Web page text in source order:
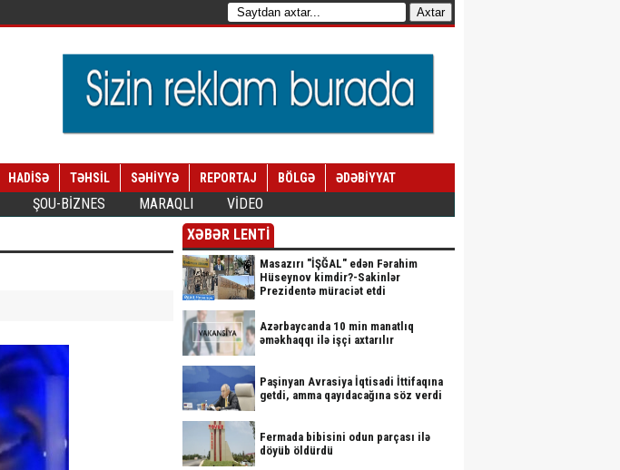
HADİSƏ TƏHSİL SƏHİYYƏ REPORTAJ BÖLGƏ ƏDƏBİYYAT
ŞOU-BİZNES MARAQLI VİDEO
XƏBƏR LENTİ
Masazırı "İŞĞAL" edən Fərahim
Hüseynov kimdir?-Sakinlər
Prezidentə müraciət etdi
Azərbaycanda 10 min manatlıq
əməkhaqqı ilə işçi axtarılır
Paşinyan Avrasiya İqtisadi İttifaqına
getdi, amma qayıdacağına söz verdi
Fermada bibisini odun parçası ilə
döyüb öldürdü